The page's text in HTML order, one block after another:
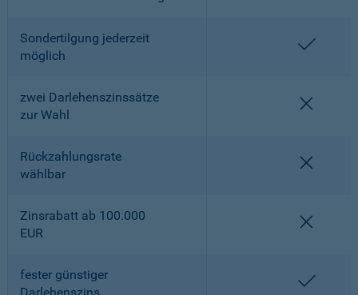
Sondertilgung jederzeit
möglich
zwei Darlehenszinssätze
zur Wahl
Rückzahlungsrate
wählbar
Zinsrabatt ab 100.000
EUR
fester günstiger